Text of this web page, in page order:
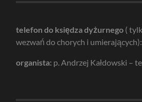
telefon do księdza dyżurnego (
wezwań do chorych i
organista: p. Andrzej Kałdowski –